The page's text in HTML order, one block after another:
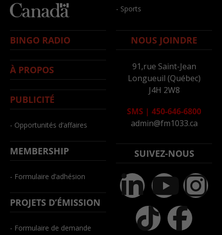
- Sports
BINGO RADIO
À PROPOS
PUBLICITÉ
- Opportunités d’affaires
MEMBERSHIP
- Formulaire d’adhésion
PROJETS D’ÉMISSION
- Formulaire de demande
NOUS JOINDRE
91,rue Saint-Jean
Longueuil (Québec)
J4H 2W8
SMS | 450-646-6800
admin@fm1033.ca
SUIVEZ-NOUS